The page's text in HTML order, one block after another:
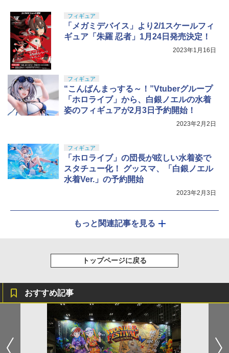
フィギュア
「メガミデバイス」より2/1スケールフィ
ギュア「朱羅 忍者」1月24日発売決定！
2023年1月16日
フィギュア
“こんばんまっする～！”Vtuberグループ
「ホロライブ」から、白銀ノエルの水着
姿のフィギュアが2月3日予約開始！
2023年2月2日
フィギュア
「ホロライブ」の団長が眩しい水着姿で
スタチュー化！ グッスマ、「白銀ノエル
水着Ver.」の予約開始
2023年2月3日
もっと関連記事を見る
トップページに戻る
おすすめ記事